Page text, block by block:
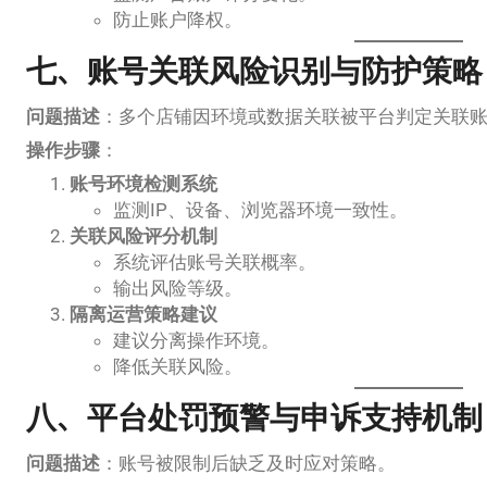
防止账户降权。
七、账号关联风险识别与防护策略
问题描述 ：多个店铺因环境或数据关联被平台判定关联
操作步骤 ：
账号环境检测系统
监测IP、设备、浏览器环境一致性。
关联风险评分机制
系统评估账号关联概率。
输出风险等级。
隔离运营策略建议
建议分离操作环境。
降低关联风险。
八、平台处罚预警与申诉支持机制
问题描述 ：账号被限制后缺乏及时应对策略。